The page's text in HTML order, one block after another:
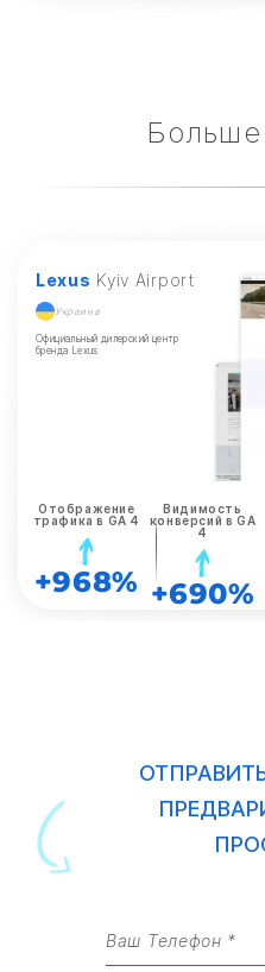
Больше
Lexus Kyiv Airport
Украина
Официальный дилерский центр
бренда Lexus
Отображение
трафика в GA 4
+968%
Видимость
конверсий в GA
4
+690%